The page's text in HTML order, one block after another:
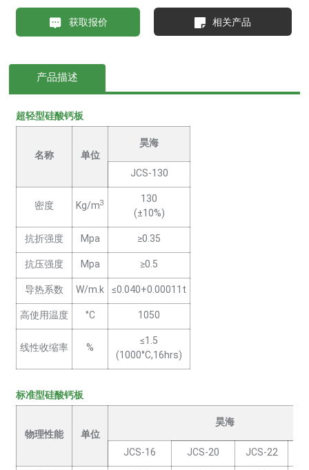
获取报价 相关产品
产品描述
超轻型硅酸钙板
名称 单位
昊海
JCS-130
密度 Kg/m3
130
(±10%)
抗折强度
Mpa
≥0.35
抗压强度
Mpa
≥0.5
导热系数
W/m.k
≤0.040+0.00011t
高使用温度
°C 1050
线性收缩率 %
≤1.5
(1000°C,16hrs)
标准型硅酸钙板
物理性能 单位
昊海
JCS-16 JCS-20 JCS-22